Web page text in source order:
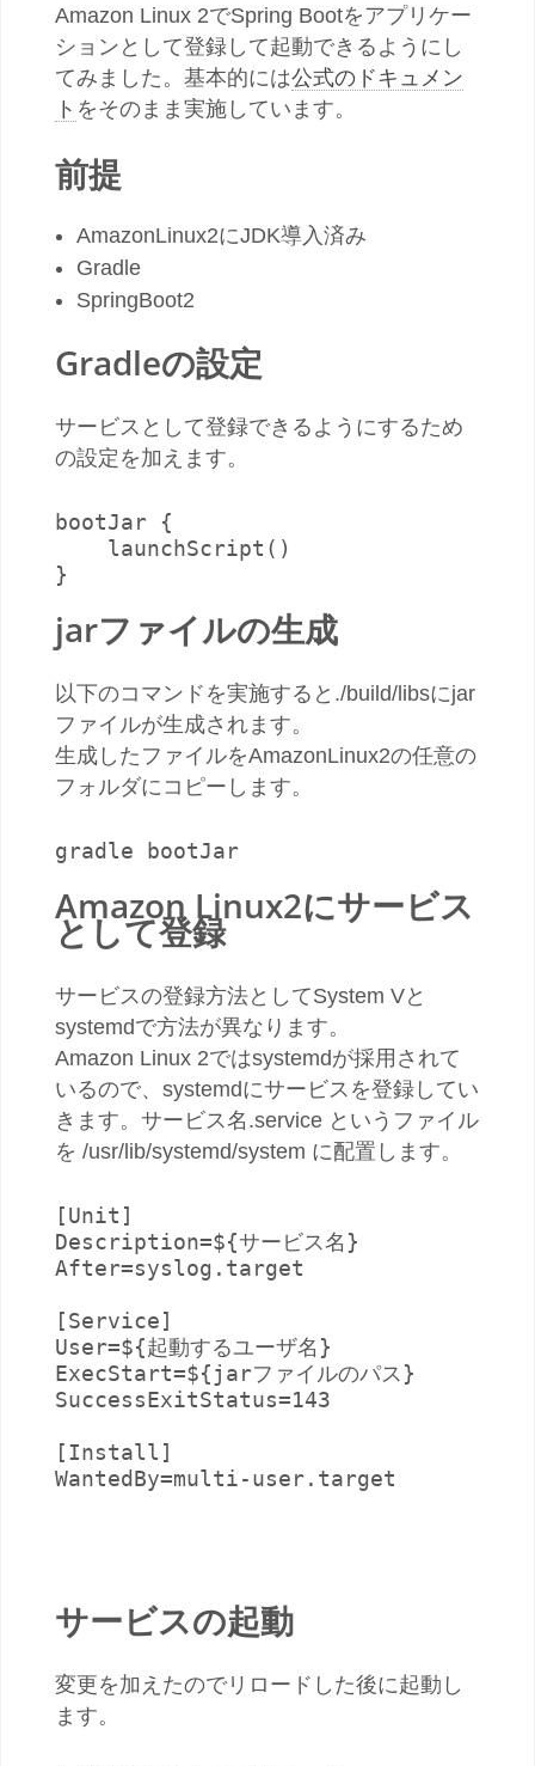
Amazon Linux 2でSpring Bootをアプリケー
ションとして登録して起動できるようにし
てみました。基本的には公式のドキュメン
ト をそのまま実施しています。
前提
AmazonLinux2にJDK導入済み
Gradle
SpringBoot2
Gradleの設定
サービスとして登録できるようにするため
の設定を加えます。
bootJar {
    launchScript()
}
jarファイルの生成
以下のコマンドを実施すると./build/libsにjar
ファイルが生成されます。
生成したファイルをAmazonLinux2の任意の
フォルダにコピーします。
gradle bootJar
Amazon Linux2にサービス
として登録
サービスの登録方法としてSystem Vと
systemdで方法が異なります。
Amazon Linux 2ではsystemdが採用されて
いるので、systemdにサービスを登録してい
きます。サービス名.service というファイル
を /usr/lib/systemd/system に配置します。
[Unit]
Description=${サービス名}
After=syslog.target
[Service]
User=${起動するユーザ名}
ExecStart=${jarファイルのパス}
SuccessExitStatus=143
[Install]
WantedBy=multi-user.target
サービスの起動
変更を加えたのでリロードした後に起動し
ます。